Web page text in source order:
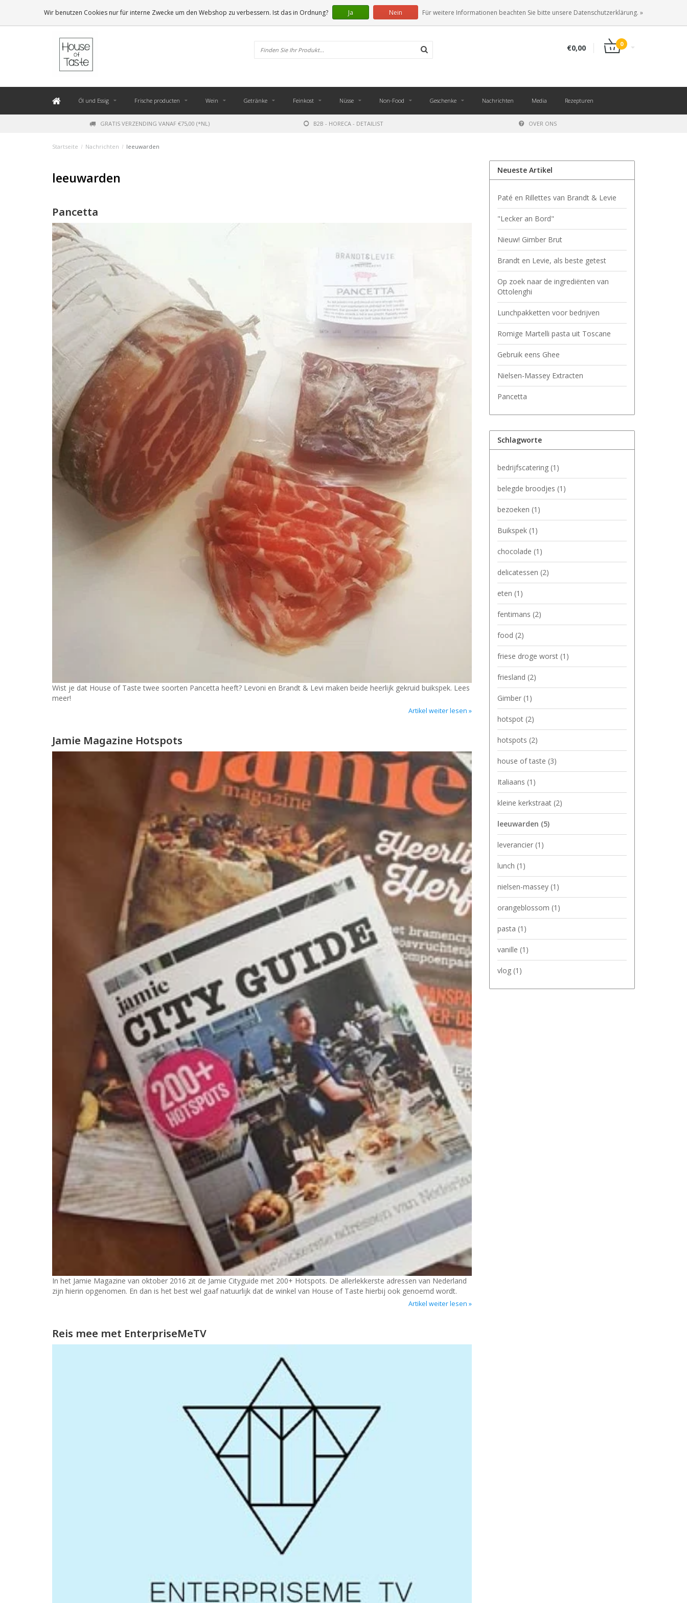
ANMELDEN KUNDENKONTO ANLEGEN
DE
€0,00 0
Öl und Essig Frische producten Wein Getränke Feinkost Nüsse Non-Food Geschenke Nachrichten Media Rezepturen
GRATIS VERZENDING VANAF €75,00 (*NL) B2B - HORECA - DETAILIST OVER ONS
Startseite / Nachrichten / leeuwarden
leeuwarden
Pancetta
Wist je dat House of Taste twee soorten Pancetta heeft? Levoni en Brandt & Levi maken beide heerlijk gekruid buikspek. Lees
meer!
Artikel weiter lesen »
Jamie Magazine Hotspots
In het Jamie Magazine van oktober 2016 zit de Jamie Cityguide met 200+ Hotspots. De allerlekkerste adressen van Nederland
zijn hierin opgenomen. En dan is het best wel gaaf natuurlijk dat de winkel van House of Taste hierbij ook genoemd wordt.
Artikel weiter lesen »
Reis mee met EnterpriseMeTV
Neueste Artikel
Paté en Rillettes van Brandt & Levie
"Lecker an Bord"
Nieuw! Gimber Brut
Brandt en Levie, als beste getest
Op zoek naar de ingrediënten van
Ottolenghi
Lunchpakketten voor bedrijven
Romige Martelli pasta uit Toscane
Gebruik eens Ghee
Nielsen-Massey Extracten
Pancetta
Schlagworte
bedrijfscatering (1)
belegde broodjes (1)
bezoeken (1)
Buikspek (1)
chocolade (1)
delicatessen (2)
eten (1)
fentimans (2)
food (2)
friese droge worst (1)
friesland (2)
Gimber (1)
hotspot (2)
hotspots (2)
house of taste (3)
Italiaans (1)
kleine kerkstraat (2)
leeuwarden (5)
leverancier (1)
lunch (1)
nielsen-massey (1)
orangeblossom (1)
pasta (1)
vanille (1)
vlog (1)
Wir benutzen Cookies nur für interne Zwecke um den Webshop zu verbessern. Ist das in Ordnung? Ja Nein Für weitere Informationen beachten Sie bitte unsere Datenschutzerklärung. »